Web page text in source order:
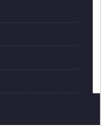
schemei de compensare a accizei
procedurii de insolvență